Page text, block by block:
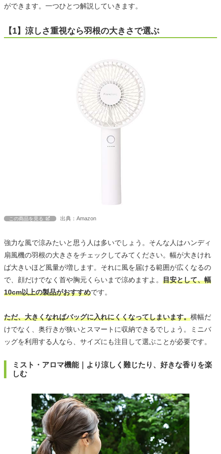
ができます。一つひとつ解説していきます。
【1】涼しさ重視なら羽根の大きさで選ぶ
この商品を見る 出典：Amazon
強力な風で涼みたいと思う人は多いでしょう。そんな人はハンディ
扇風機の羽根の大きさをチェックしてみてください。幅が大きけれ
ば大きいほど風量が増します。それに風を届ける範囲が広くなるの
で、顔だけでなく首や胸元くらいまで涼めますよ。 目安として、幅
10cm以上の製品がおすすめです。
ただ、大きくなればバッグに入れにくくなってしまいます。横幅だ
けでなく、奥行きが狭いとスマートに収納できるでしょう。ミニバ
ッグを利用する人なら、サイズにも注目して選ぶことが必要です。
ミスト・アロマ機能｜より涼しく難じたり、好きな香りを楽
しむ